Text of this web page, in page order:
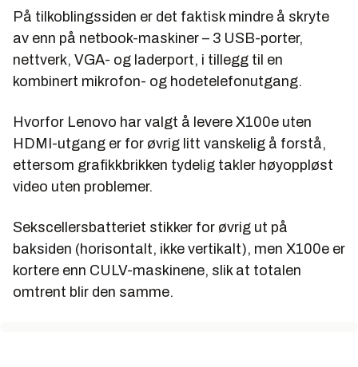
På tilkoblingssiden er det faktisk mindre å skryte
av enn på netbook-maskiner – 3 USB-porter,
nettverk, VGA- og laderport, i tillegg til en
kombinert mikrofon- og hodetelefonutgang.
Hvorfor Lenovo har valgt å levere X100e uten
HDMI-utgang er for øvrig litt vanskelig å forstå,
ettersom grafikkbrikken tydelig takler høyoppløst
video uten problemer.
Sekscellersbatteriet stikker for øvrig ut på
baksiden (horisontalt, ikke vertikalt), men X100e er
kortere enn CULV-maskinene, slik at totalen
omtrent blir den samme.